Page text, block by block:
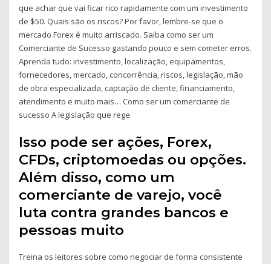
que achar que vai ficar rico rapidamente com um investimento
de $50. Quais são os riscos? Por favor, lembre-se que o
mercado Forex é muito arriscado. Saiba como ser um
Comerciante de Sucesso gastando pouco e sem cometer erros.
Aprenda tudo: investimento, localização, equipamentos,
fornecedores, mercado, concorrência, riscos, legislação, mão
de obra especializada, captação de cliente, financiamento,
atendimento e muito mais… Como ser um comerciante de
sucesso A legislação que rege
Isso pode ser ações, Forex,
CFDs, criptomoedas ou opções.
Além disso, como um
comerciante de varejo, você
luta contra grandes bancos e
pessoas muito
Treina os leitores sobre como negociar de forma consistente